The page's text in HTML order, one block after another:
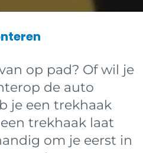
op pad? Of wil je
de auto
je een trekhaak
trekhaak laat
om je eerst in